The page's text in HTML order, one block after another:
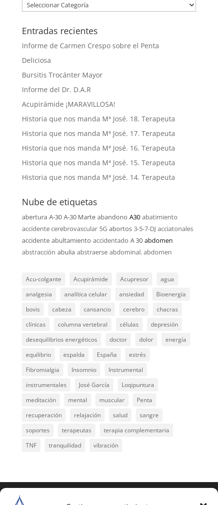
Entradas recientes
Informe de Carmen Crespo sobre el Penta
Deliciosa
Bursitis Trocánter Mayor
Informe del Dr. D.A.R
Acupirámide ¡MARAVILLOSA!
Historia que nos manda Mª José. 18. Terapeuta
Historia que nos manda Mª José. 17. Terapeuta
Historia que nos manda Mª José. 16. Terapeuta
Historia que nos manda Mª José. 15. Terapeuta
Historia que nos manda Mª José. 14. Terapeuta
Nube de etiquetas
abertura A-30 A-30 Marte abandono A30 abatimiento
accidente cerebrovascular 5G abortos 3-5-7-DJ acciatonales
accidente abultamiento accidentado A 30 abdomen
abstracción abulia abstraerse abdominal. abdomen
Acu-colgante Acupirámide Acupresor
agua
analgesia
analítica celular ansiedad
Bioenergía
bovis
cabeza cansancio cerebro
chacras
clínicas
columna vertebral células
depresión
desequilibrios energéticos
doctor dolor
energía
equilibrio
espalda España
estrés
Fibromialgia
Insomnio
Instrumental
instrumentales
José García
Loqipuntura
meditación
mental muscular
Penta
recuperación
relajación salud
sangre
soportes
terapeutas
terapia complementaria
TNF
tranquilidad vibración